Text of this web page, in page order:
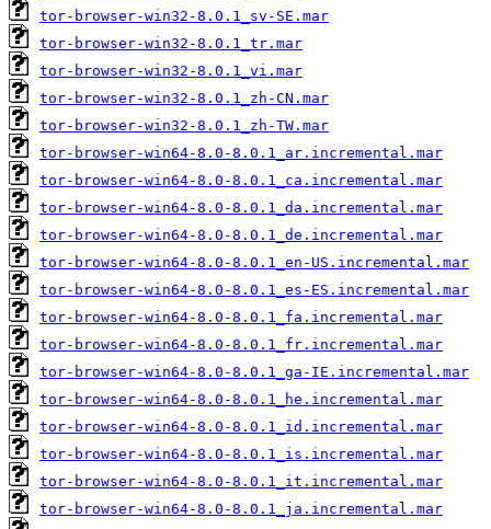
tor-browser-win32-8.0.1_sv-SE.mar
tor-browser-win32-8.0.1_tr.mar
tor-browser-win32-8.0.1_vi.mar
tor-browser-win32-8.0.1_zh-CN.mar
tor-browser-win32-8.0.1_zh-TW.mar
tor-browser-win64-8.0-8.0.1_ar.incremental.mar
tor-browser-win64-8.0-8.0.1_ca.incremental.mar
tor-browser-win64-8.0-8.0.1_da.incremental.mar
tor-browser-win64-8.0-8.0.1_de.incremental.mar
tor-browser-win64-8.0-8.0.1_en-US.incremental.mar
tor-browser-win64-8.0-8.0.1_es-ES.incremental.mar
tor-browser-win64-8.0-8.0.1_fa.incremental.mar
tor-browser-win64-8.0-8.0.1_fr.incremental.mar
tor-browser-win64-8.0-8.0.1_ga-IE.incremental.mar
tor-browser-win64-8.0-8.0.1_he.incremental.mar
tor-browser-win64-8.0-8.0.1_id.incremental.mar
tor-browser-win64-8.0-8.0.1_is.incremental.mar
tor-browser-win64-8.0-8.0.1_it.incremental.mar
tor-browser-win64-8.0-8.0.1_ja.incremental.mar